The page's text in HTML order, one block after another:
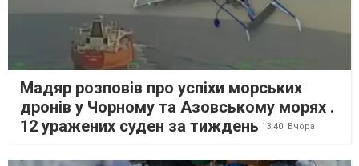
Мадяр розповів про успіхи морських
дронів у Чорному та Азовському морях .
12 уражених суден за тиждень 13:40, Вчора